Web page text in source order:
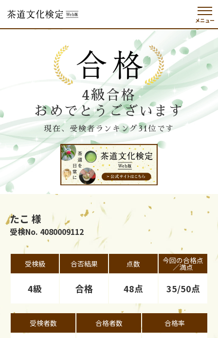
メニュー
4級合格
おめでとうございます
現在、受検者ランキング31位です
たこ 様
受検No. 4080009112
受検級 合否結果 点数 今回の合格点
／満点
4級 合格 48点 35/50点
受検者数 合格者数 合格率